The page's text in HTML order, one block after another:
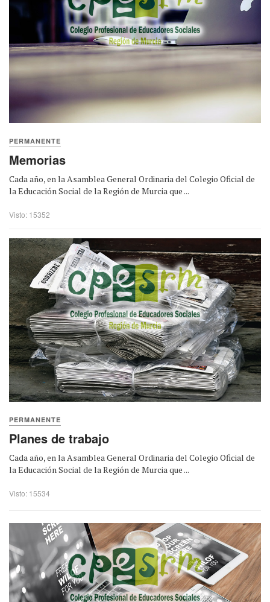
PERMANENTE
Memorias
Cada año, en la Asamblea General Ordinaria del Colegio Oficial de
la Educación Social de la Región de Murcia que ...
Visto: 15352
PERMANENTE
Planes de trabajo
Cada año, en la Asamblea General Ordinaria del Colegio Oficial de
la Educación Social de la Región de Murcia que ...
Visto: 15534